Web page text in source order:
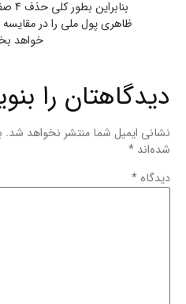
ظاهری پول ملی را در مقایسه
خواهد
دیدگاهتان را
نشانی ایمیل شما منتشر نخواهد شد.
شده‌اند *
دیدگاه *